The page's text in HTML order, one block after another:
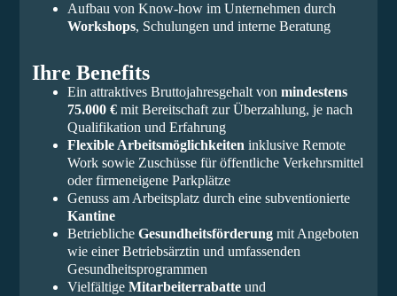
Aufbau von Know-how im Unternehmen durch
Workshops, Schulungen und interne Beratung
Ihre Benefits
Ein attraktives Bruttojahresgehalt von mindestens
75.000 €mit Bereitschaft zur Überzahlung, je nach
Qualifikation und Erfahrung
Flexible Arbeitsmöglichkeiten inklusive Remote
Work sowie Zuschüsse für öffentliche Verkehrsmittel
oder firmeneigene Parkplätze
Genuss am Arbeitsplatz durch eine subventionierte
Kantine
Betriebliche Gesundheitsförderung mit Angeboten
wie einer Betriebsärztin und umfassenden
Gesundheitsprogrammen
Vielfältige Mitarbeiterrabatte und